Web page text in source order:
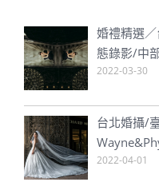
婚禮精選
態錄影/中
2022-03-30
台北婚攝/
2022-04-01